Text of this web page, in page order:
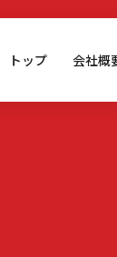
トップ 会社概